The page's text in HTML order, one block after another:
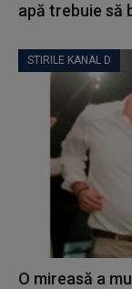
apă trebuie să
STIRILE KANAL D
O mireasă a